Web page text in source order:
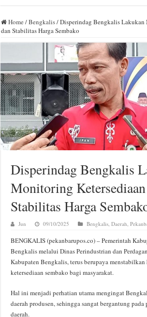
Home /Bengkalis/Disperindag Bengkalis
dan Stabilitas Harga Sembako
Disperindag Bengkalis
Monitoring
Stabilitas Harga
Jun 09/10/2025 Bengkalis,Daerah,
BENGKALIS (pekanbarupos.co) – Pemerintah
Bengkalis melalui Dinas Perindustrian dan
Kabupaten Bengkalis, terus berupaya menstabilkan
ketersediaan sembako bagi masyarakat.
Hal ini menjadi perhatian utama mengingat
daerah produsen, sehingga sangat bergantung
daerah.